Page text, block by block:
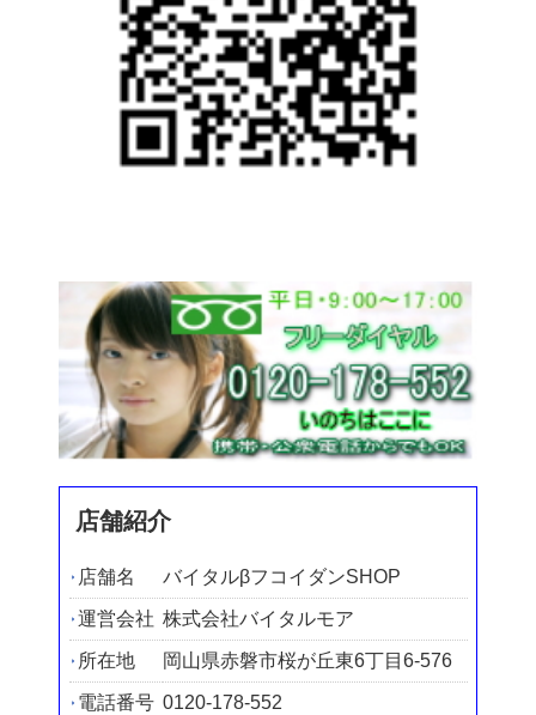
店舗紹介
店舗名 バイタルβフコイダンSHOP
運営会社 株式会社バイタルモア
所在地 岡山県赤磐市桜が丘東6丁目6-576
電話番号 0120-178-552